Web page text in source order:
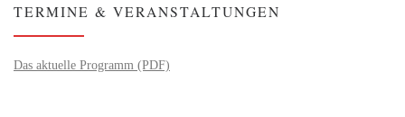
TERMINE & VERANSTALTUNGEN
Das aktuelle Programm (PDF)